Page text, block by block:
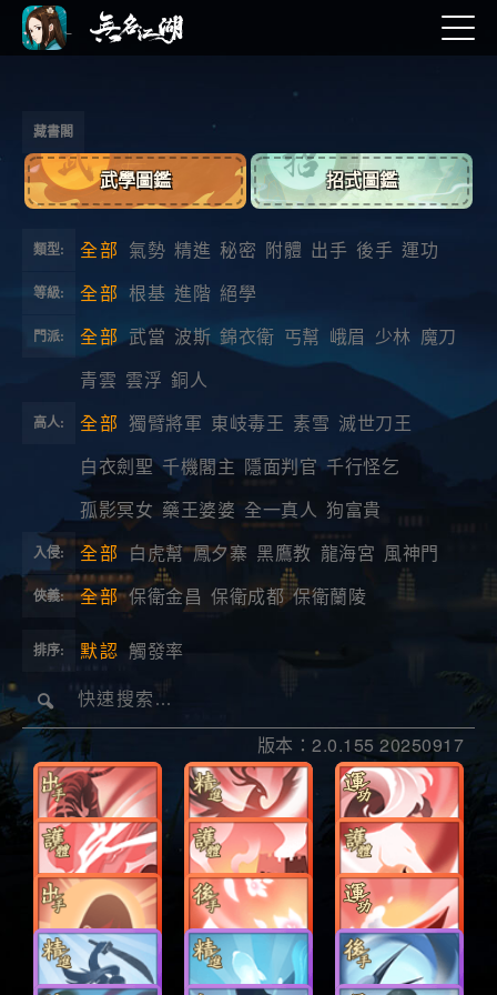
藏書閣
武學圖鑑 招式圖鑑
類型: 全部 氣勢 精進 秘密 附體 出手 後手 運功
等級: 全部 根基 進階 絕學
門派: 全部 武當 波斯 錦衣衛 丐幫 峨眉 少林 魔刀
青雲 雲浮 銅人
高人: 全部 獨臂將軍 東岐毒王 素雪 滅世刀王
白衣劍聖 千機閣主 隱面判官 千行怪乞
孤影冥女 藥王婆婆 全一真人 狗富貴
入侵: 全部 白虎幫 鳳夕寨 黑鷹教 龍海宮 風神門
俠義: 全部 保衛金昌 保衛成都 保衛蘭陵
排序: 默認 觸發率
版本：2.0.155 20250917
猛虎下山
出
手
鸞翔鳳集
精
進
驚濤駭浪
運
功
瞬息萬變
附
體
狼煙四起
附
體
白馬青牛
附
體
羲和浴日
出
手
滿天花雨
後
手
借水行舟
運
功
精
精
後